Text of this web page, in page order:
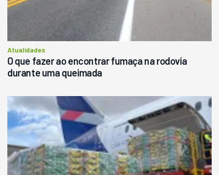
Atualidades
O que fazer ao encontrar fumaça na rodovia
durante uma queimada